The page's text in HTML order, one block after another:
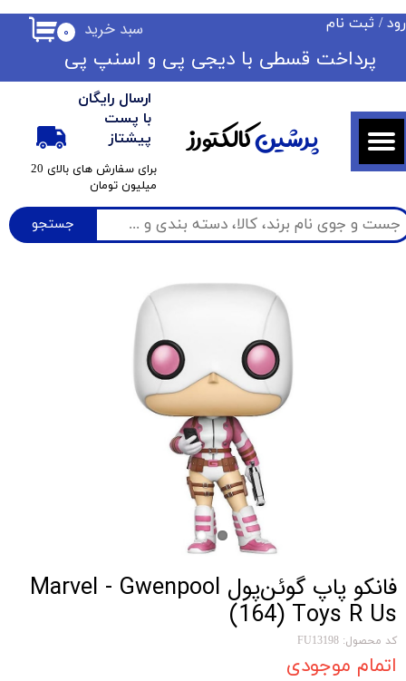
جستجو
ارسال رایگان
با پست
پیشتاز
​برای سفارش های بالای 20
میلیون تومان
۰ سبد خرید / ثبت نام
حساب کاربری من
تغییر گذر واژه
سفارشات
خروج از حساب کاربری
​​پرداخت قسطی با دیجی پی ​​​​​​​و اسنپ پی
پرشینکالکتورز
فانکو پاپ گوئن‌پول Marvel - Gwenpool
(164) Toys R Us
کد محصول: FU13198
اتمام موجودی